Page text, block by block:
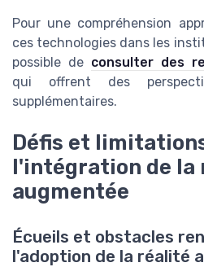
Pour une compréhension
ces technologies dans les
possible de consulter des
qui offrent des
supplémentaires.
Défis et
l'intégration de la
augmentée
Écueils et obstacles
l'adoption de la réalité